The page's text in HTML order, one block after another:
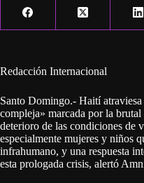
Redacción Internacional
Santo Domingo.- Haití
compleja» marcada por la
deterioro de las condiciones de
especialmente mujeres y niños
infrahumano, y una respuesta
esta prologada crisis, alertó